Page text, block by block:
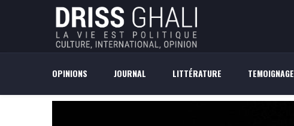
OPINIONS JOURNAL LITTÉRATURE TEMOIGNAGE